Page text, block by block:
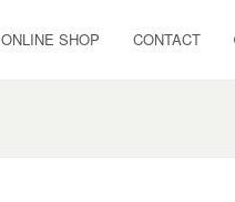
ONLINE SHOP CONTACT